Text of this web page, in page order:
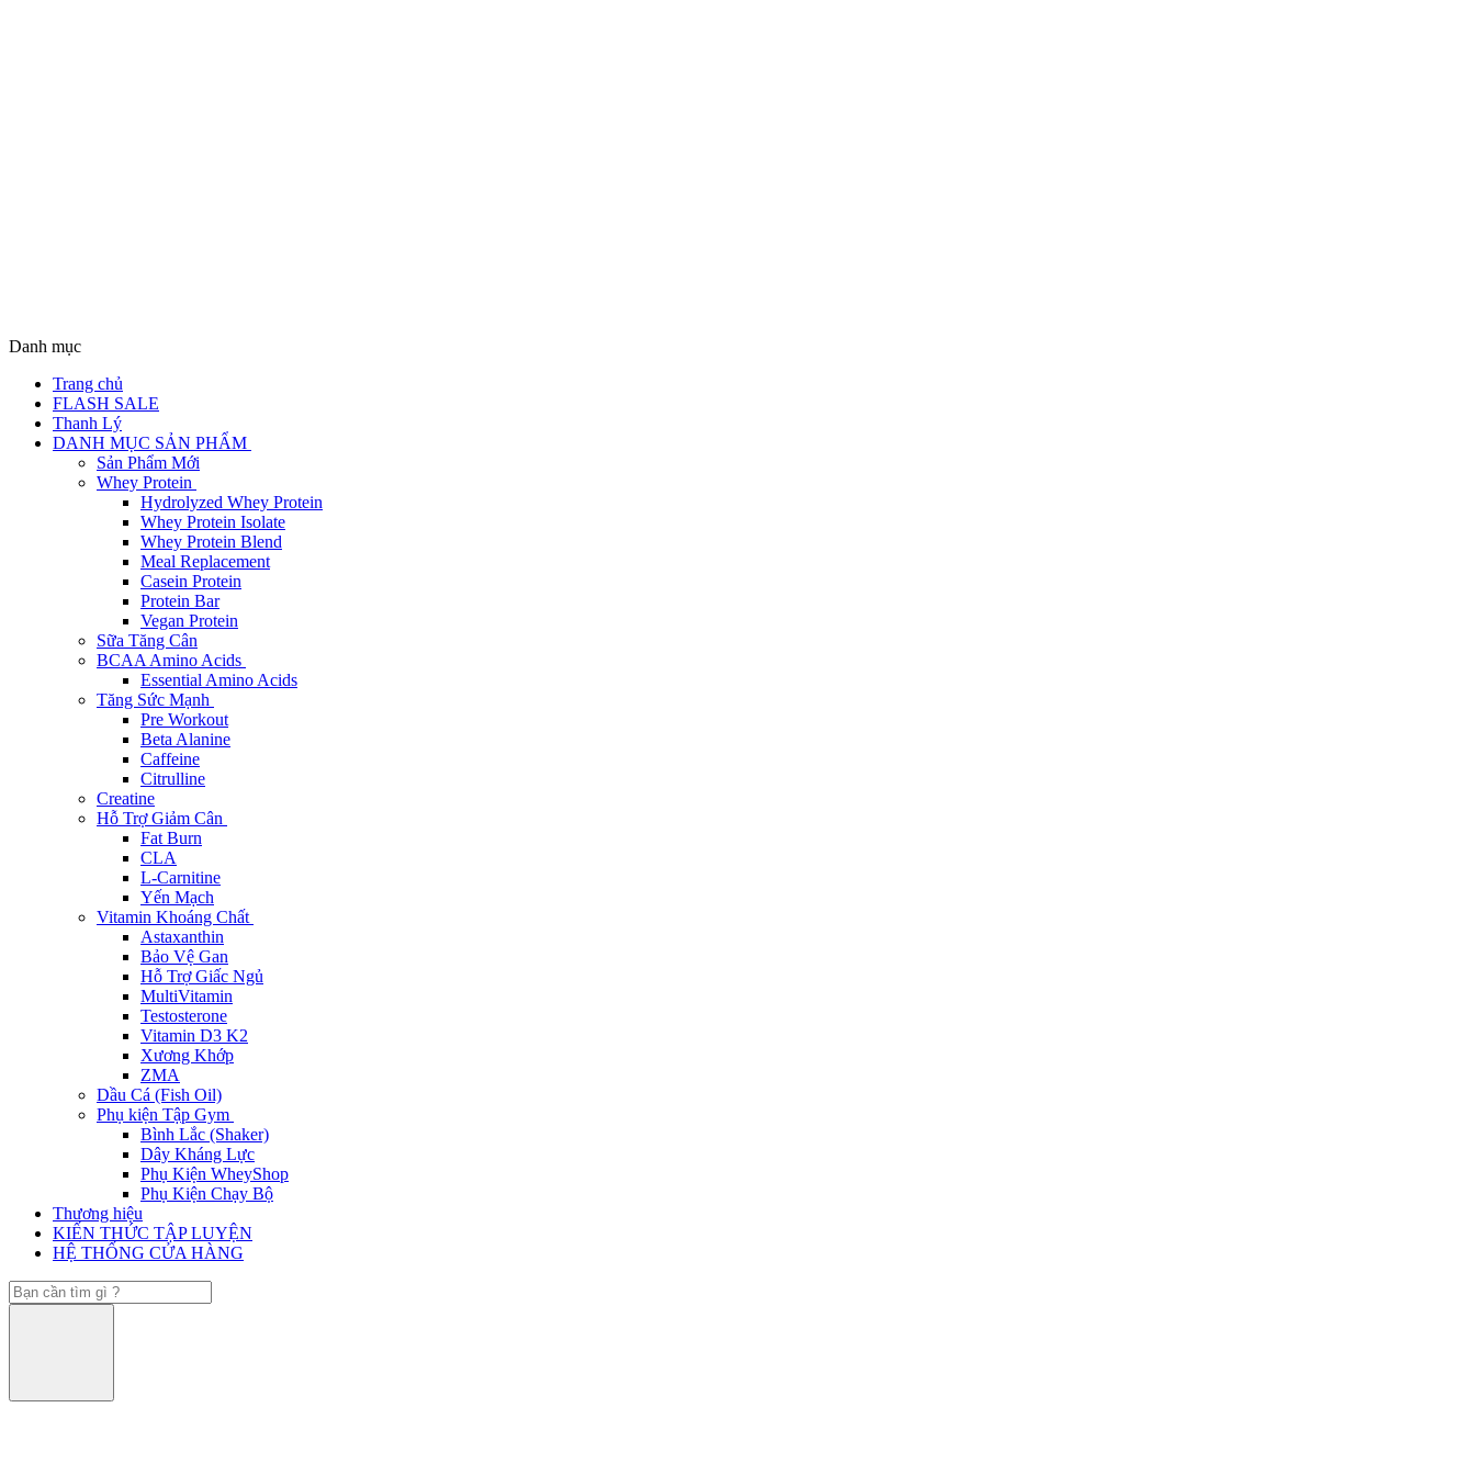
Danh mục
Trang chủ
FLASH SALE
Thanh Lý
DANH MỤC SẢN PHẨM
Sản Phẩm Mới
Whey Protein
Hydrolyzed Whey Protein
Whey Protein Isolate
Whey Protein Blend
Meal Replacement
Casein Protein
Protein Bar
Vegan Protein
Sữa Tăng Cân
BCAA Amino Acids
Essential Amino Acids
Tăng Sức Mạnh
Pre Workout
Beta Alanine
Caffeine
Citrulline
Creatine
Hỗ Trợ Giảm Cân
Fat Burn
CLA
L-Carnitine
Yến Mạch
Vitamin Khoáng Chất
Astaxanthin
Bảo Vệ Gan
Hỗ Trợ Giấc Ngủ
MultiVitamin
Testosterone
Vitamin D3 K2
Xương Khớp
ZMA
Dầu Cá (Fish Oil)
Phụ kiện Tập Gym
Bình Lắc (Shaker)
Dây Kháng Lực
Phụ Kiện WheyShop
Phụ Kiện Chạy Bộ
Thương hiệu
KIẾN THỨC TẬP LUYỆN
HỆ THỐNG CỬA HÀNG